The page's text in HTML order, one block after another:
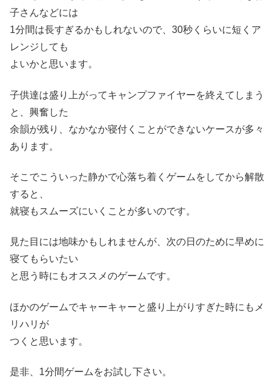
子さんなどには
1分間は長すぎるかもしれないので、30秒くらいに短くア
レンジしても
よいかと思います。
子供達は盛り上がってキャンプファイヤーを終えてしまう
と、興奮した
余韻が残り、なかなか寝付くことができないケースが多々
あります。
そこでこういった静かで心落ち着くゲームをしてから解散
すると、
就寝もスムーズにいくことが多いのです。
見た目には地味かもしれませんが、次の日のために早めに
寝てもらいたい
と思う時にもオススメのゲームです。
ほかのゲームでキャーキャーと盛り上がりすぎた時にもメ
リハリが
つくと思います。
是非、1分間ゲームをお試し下さい。